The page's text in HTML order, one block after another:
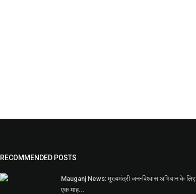
RECOMMENDED POSTS
Mauganj News: मुख्यमंत्री जन-विश्वास अभियान के लिए
एक माह...